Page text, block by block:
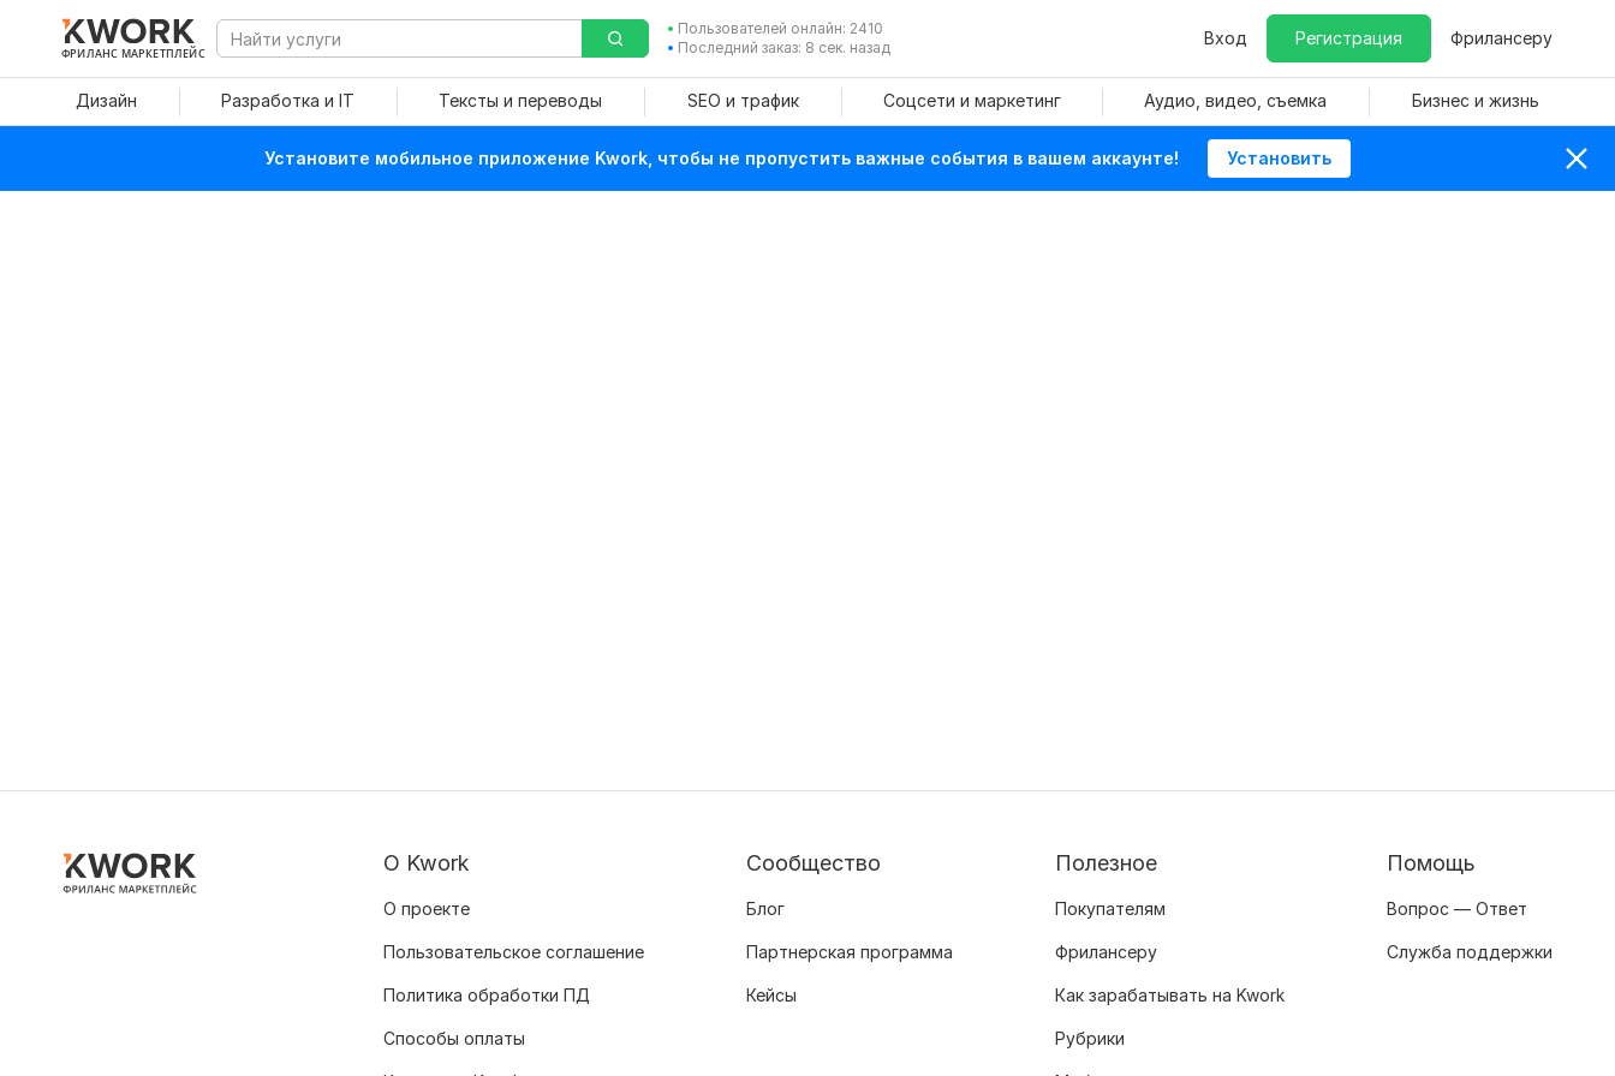
ФРИЛАНС МАРКЕТПЛЕЙС
Пользователей онлайн: 2410
Последний заказ: 8 сек. назад
Вход Регистрация Фрилансеру
Дизайн Разработка и IT Тексты и переводы SEO и трафик Соцсети и маркетинг Аудио, видео, съемка Бизнес и жизнь
Установите мобильное приложение Kwork, чтобы не пропустить важные события в вашем аккаунте! Установить
О Kwork
О проекте
Пользовательское соглашение
Политика обработки ПД
Способы оплаты
Сообщество
Блог
Партнерская программа
Кейсы
Полезное
Покупателям
Фрилансеру
Как зарабатывать на Kwork
Рубрики
Помощь
Вопрос — Ответ
Служба поддержки